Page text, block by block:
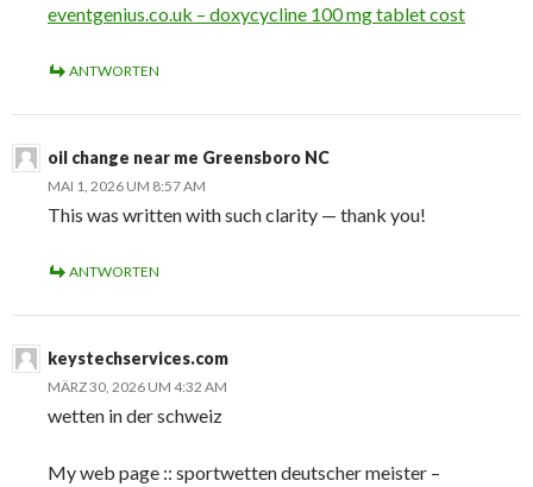
eventgenius.co.uk – doxycycline 100 mg tablet cost
ANTWORTEN
oil change near me Greensboro NC
MAI 1, 2026 UM 8:57 AM
This was written with such clarity — thank you!
ANTWORTEN
keystechservices.com
MÄRZ 30, 2026 UM 4:32 AM
wetten in der schweiz
My web page :: sportwetten deutscher meister –